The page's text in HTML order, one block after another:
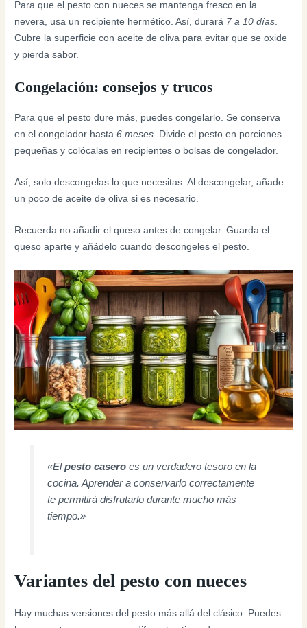
Para que el pesto con nueces se mantenga fresco en la
nevera, usa un recipiente hermético. Así, durará 7 a 10 días.
Cubre la superficie con aceite de oliva para evitar que se oxide
y pierda sabor.
Congelación: consejos y trucos
Para que el pesto dure más, puedes congelarlo. Se conserva
en el congelador hasta6 meses . Divide el pesto en porciones
pequeñas y colócalas en recipientes o bolsas de congelador.
Así, solo descongelas lo que necesitas. Al descongelar, añade
un poco de aceite de oliva si es necesario.
Recuerda no añadir el queso antes de congelar. Guarda el
queso aparte y añádelo cuando descongeles el pesto.
«Elpesto caseroes un verdadero tesoro en la
cocina. Aprender a conservarlo correctamente
te permitirá disfrutarlo durante mucho más
tiempo.»
Variantes del pesto con nueces
Hay muchas versiones del pesto más allá del clásico. Puedes